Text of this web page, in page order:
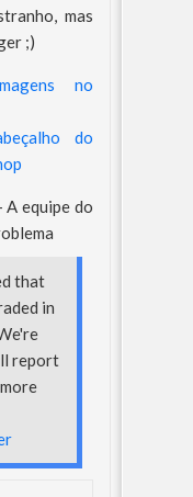
mas
;)
no
do
equipe do
that
in
report